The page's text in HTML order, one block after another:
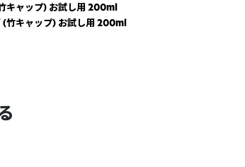
キャップ) お試し用 200ml
(竹キャップ) お試し用 200ml